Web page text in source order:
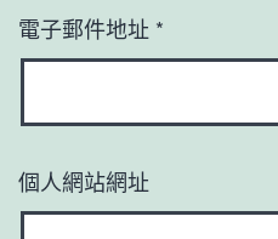
電子郵件地址 *
個人網站網址